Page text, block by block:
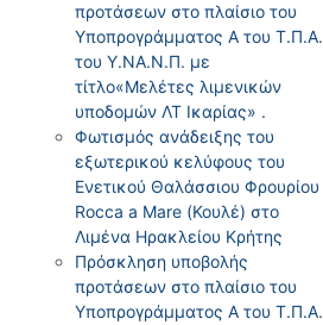
προτάσεων στο πλαίσιο του
Υποπρογράμματος Α του Τ.Π.Α.
του Υ.ΝΑ.Ν.Π. με
τίτλο«Μελέτες λιμενικών
υποδομών ΛΤ Ικαρίας» .
Φωτισμός ανάδειξης του
εξωτερικού κελύφους του
Ενετικού Θαλάσσιου Φρουρίου
Rocca a Mare (Κουλέ) στο
Λιμένα Ηρακλείου Κρήτης
Πρόσκληση υποβολής
προτάσεων στο πλαίσιο του
Υποπρογράμματος Α του Τ.Π.Α.